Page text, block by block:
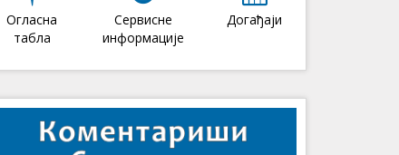
Огласна
табла
Сервисне
информације
Догађаји